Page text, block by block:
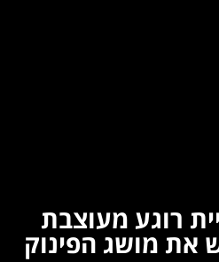
רוגע מעוצבת
את מושג הפינוק